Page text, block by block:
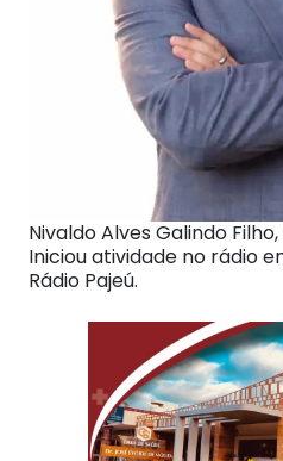
Nivaldo Alves Galindo
Iniciou atividade no rádio
Rádio Pajeú.